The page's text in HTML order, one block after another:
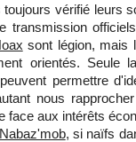
vérifié leurs
transmission
sont légion, mais
orientés. Seule
permettre
nous
face aux intérêts
Nabaz'mob, si naïfs